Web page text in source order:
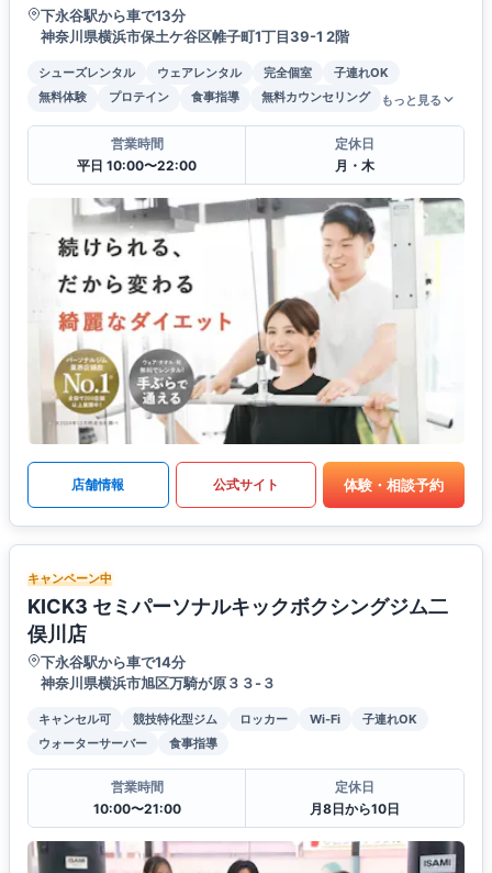
下永谷駅から車で13分
神奈川県横浜市保土ケ谷区帷子町1丁目39-1 2階
シューズレンタル ウェアレンタル 完全個室
子連れOK
無料体験
プロテイン 食事指導 無料カウンセリング もっと見る
営業時間
平日 10:00〜22:00
定休日
月・木
店舗情報 公式サイト 体験・相談予約
キャンペーン中
KICK3 セミパーソナルキックボクシングジム二
俣川店
下永谷駅から車で14分
神奈川県横浜市旭区万騎が原３３-３
キャンセル可 競技特化型ジム ロッカー Wi-Fi
子連れOK
ウォーターサーバー
食事指導
営業時間
10:00〜21:00
定休日
月8日から10日